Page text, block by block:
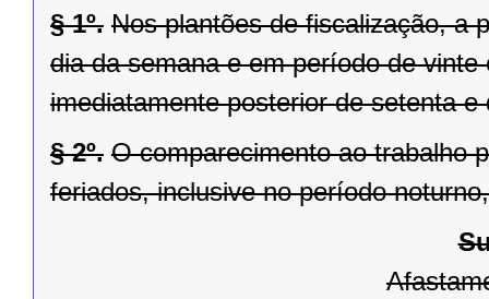
§ 1º. Nos plantões de fiscalização, a
dia da semana e em período de
imediatamente posterior de setenta
§ 2º. O comparecimento ao trabalho
feriados, inclusive no período